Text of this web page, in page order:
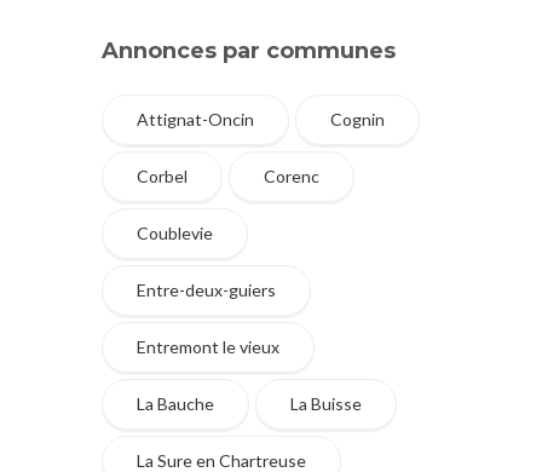
Annonces par communes
Attignat-Oncin Cognin
Corbel Corenc
Coublevie
Entre-deux-guiers
Entremont le vieux
La Bauche La Buisse
La Sure en Chartreuse